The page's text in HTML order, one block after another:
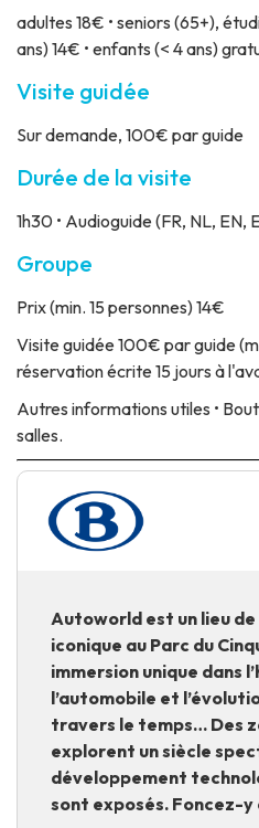
adultes 18€ • seniors (65+),
ans) 14€ • enfants (< 4 ans)
Visite guidée
Sur demande, 100€ par guide
Durée de la visite
1h30 • Audioguide (FR, NL, EN,
Groupe
Prix(min. 15 personnes) 14€
Visite guidée100€ par guide
réservation écrite 15 jours à
Autres informations utiles •
salles.
Autoworld est un lieu
iconique au Parc du
immersion unique dans
l’automobile et
travers le temps… Des
explorent un siècle
développement
sont exposés. Foncez-y